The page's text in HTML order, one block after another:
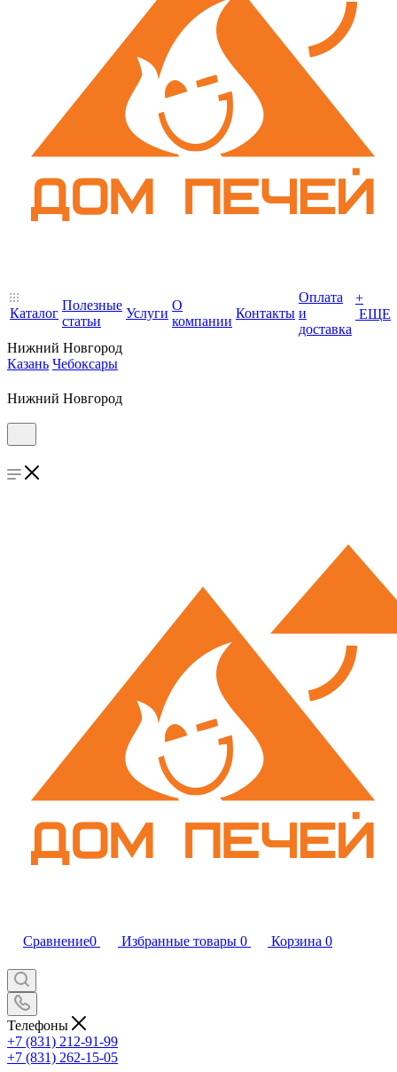
Каталог
Полезные
статьи
Услуги
О
компании
Контакты
Оплата
и
доставка
+
ЕЩЕ
Нижний Новгород
Казань Чебоксары
Нижний Новгород
Сравнение0 Избранные товары 0 Корзина 0
Телефоны
+7 (831) 212-91-99
+7 (831) 262-15-05